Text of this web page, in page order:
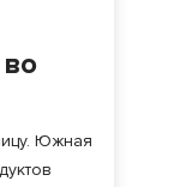
Южная